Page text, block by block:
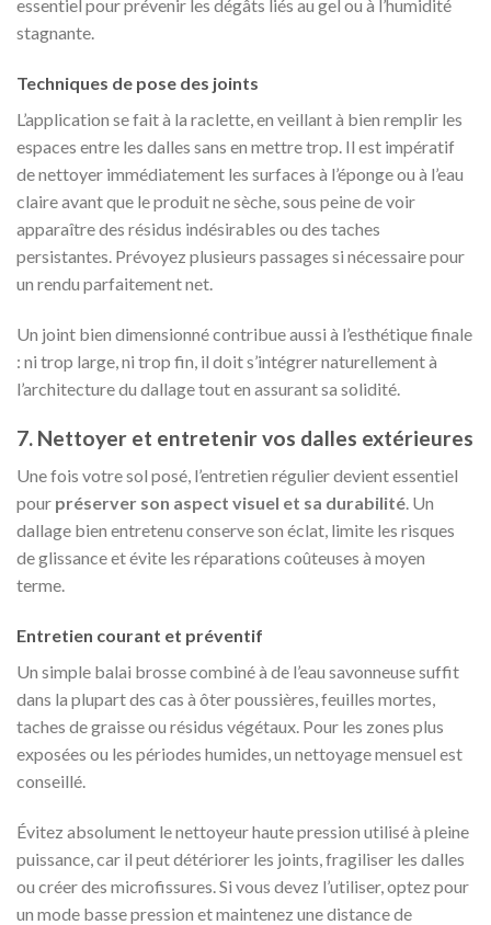
essentiel pour prévenir les dégâts liés au gel ou à l’humidité
stagnante.
Techniques de pose des joints
L’application se fait à la raclette, en veillant à bien remplir les
espaces entre les dalles sans en mettre trop. Il est impératif
de nettoyer immédiatement les surfaces à l’éponge ou à l’eau
claire avant que le produit ne sèche, sous peine de voir
apparaître des résidus indésirables ou des taches
persistantes. Prévoyez plusieurs passages si nécessaire pour
un rendu parfaitement net.
Un joint bien dimensionné contribue aussi à l’esthétique finale
: ni trop large, ni trop fin, il doit s’intégrer naturellement à
l’architecture du dallage tout en assurant sa solidité.
7. Nettoyer et entretenir vos dalles extérieures
Une fois votre sol posé, l’entretien régulier devient essentiel
pour préserver son aspect visuel et sa durabilité. Un
dallage bien entretenu conserve son éclat, limite les risques
de glissance et évite les réparations coûteuses à moyen
terme.
Entretien courant et préventif
Un simple balai brosse combiné à de l’eau savonneuse suffit
dans la plupart des cas à ôter poussières, feuilles mortes,
taches de graisse ou résidus végétaux. Pour les zones plus
exposées ou les périodes humides, un nettoyage mensuel est
conseillé.
Évitez absolument le nettoyeur haute pression utilisé à pleine
puissance, car il peut détériorer les joints, fragiliser les dalles
ou créer des microfissures. Si vous devez l’utiliser, optez pour
un mode basse pression et maintenez une distance de